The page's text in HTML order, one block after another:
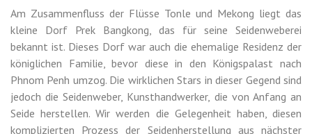
Am Zusammenfluss der Flüsse Tonle und Mekong liegt das
kleine Dorf Prek Bangkong, das für seine Seidenweberei
bekannt ist. Dieses Dorf war auch die ehemalige Residenz der
königlichen Familie, bevor diese in den Königspalast nach
Phnom Penh umzog. Die wirklichen Stars in dieser Gegend sind
jedoch die Seidenweber, Kunsthandwerker, die von Anfang an
Seide herstellen. Wir werden die Gelegenheit haben, diesen
komplizierten Prozess der Seidenherstellung aus nächster